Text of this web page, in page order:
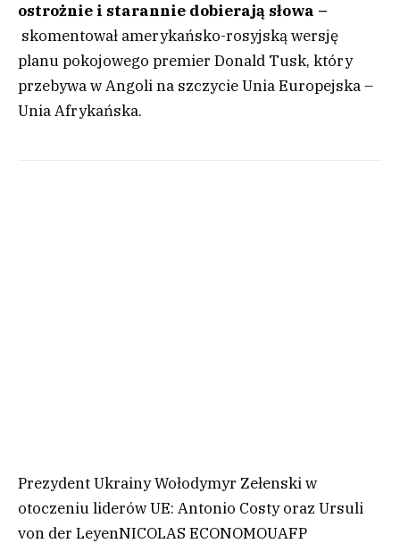
ostrożnie i starannie dobierają słowa –
skomentował amerykańsko-rosyjską wersję
planu pokojowego premier Donald Tusk, który
przebywa w Angoli na szczycie Unia Europejska –
Unia Afrykańska.
Prezydent Ukrainy Wołodymyr Zełenski w
otoczeniu liderów UE: Antonio Costy oraz Ursuli
von der LeyenNICOLAS ECONOMOUAFP